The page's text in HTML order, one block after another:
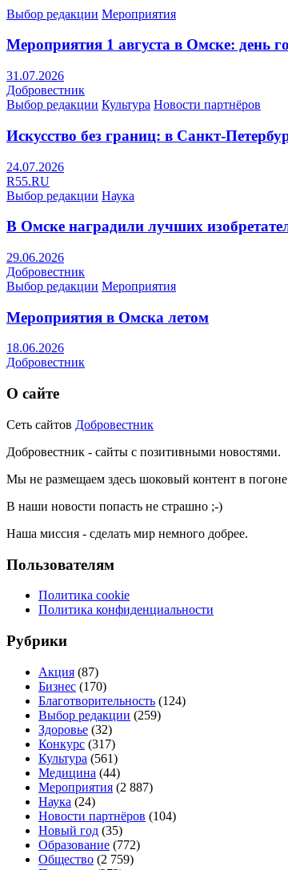
Выбор редакции Мероприятия
Мероприятия 1 августа в Омске: день
31.07.2026
Добровестник
Выбор редакции Культура Новости партнёров
Искусство без границ: в Санкт-
24.07.2026
R55.RU
Выбор редакции Наука
В Омске наградили лучших
29.06.2026
Добровестник
Выбор редакции Мероприятия
Мероприятия в Омска летом
18.06.2026
Добровестник
О сайте
Сеть сайтов Добровестник
Добровестник - сайты с позитивными новостями.
Мы не размещаем здесь шоковый контент в
В наши новости попасть не страшно ;-)
Наша миссия - сделать мир немного добрее.
Пользователям
Политика cookie
Политика конфиденциальности
Рубрики
Акция (87)
Бизнес (170)
Благотворительность (124)
Выбор редакции (259)
Здоровье (32)
Конкурс (317)
Культура (561)
Медицина (44)
Мероприятия (2 887)
Наука (24)
Новости партнёров (104)
Новый год (35)
Образование (772)
Общество (2 759)